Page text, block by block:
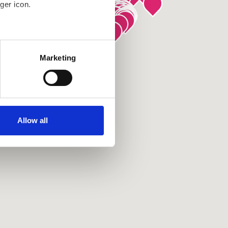
icon.
meters
who may combine it with
Read more about
Marketing
Allow all